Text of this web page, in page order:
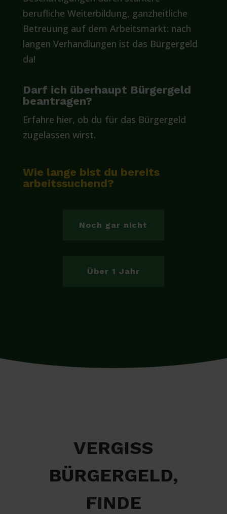
berufliche Weiterbildung, ganzheitliche
Betreuung auf dem Arbeitsmarkt: nach
langen Verhandlungen ist das Bürgergeld
da!
Darf ich überhaupt Bürgergeld
beantragen?
Erfahre hier, ob du für das Bürgergeld
zugelassen wirst.
Wie lange bist du bereits
arbeitssuchend?
Noch gar nicht
Über 1 Jahr
VERGISS
BÜRGERGELD,
FINDE